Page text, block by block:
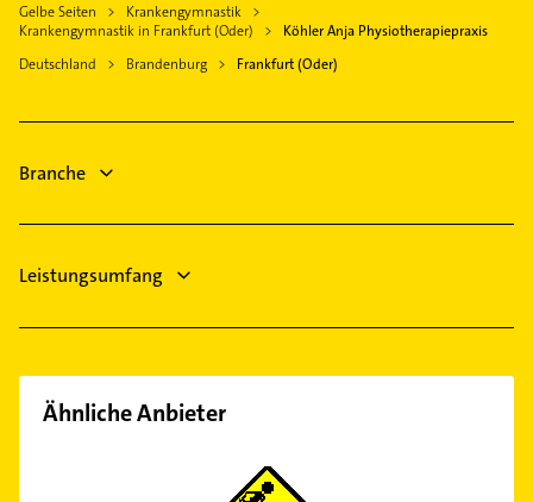
Elektroinstallation
Dachdecker
Hausarzt
Allgemeinarzt
Gelbe Seiten
Krankengymnastik
Krankengymnastik in Frankfurt (Oder)
Köhler Anja Physiotherapiepraxis
Deutschland
Brandenburg Frankfurt (Oder)
Branche
Leistungsumfang
Ähnliche Anbieter